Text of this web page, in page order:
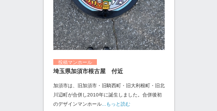
投稿マンホール
埼玉県加須市根古屋 付近
加須市は、旧加須市・旧騎西町・旧大利根町・旧北
川辺町が合併し2010年に誕生しました。合併後初
のデザインマンホール ...もっと読む